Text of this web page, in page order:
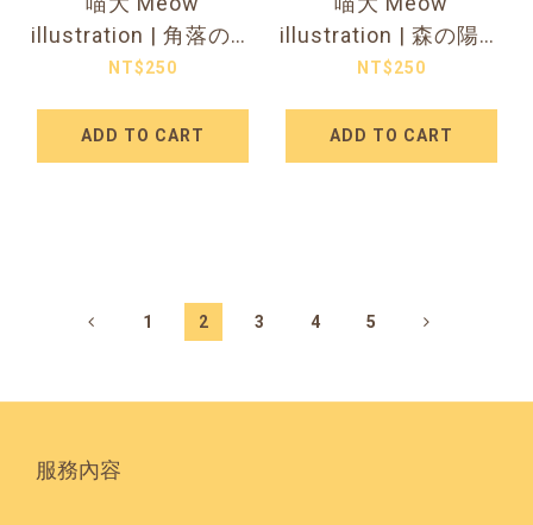
illustration | 角落の小
小花 日本和紙割型膠
NT$250
ADD TO CART
illustration | 森の陽光
角落 日本和紙割型膠
NT$250
ADD TO CART
1 2 3 4 5
服務內容